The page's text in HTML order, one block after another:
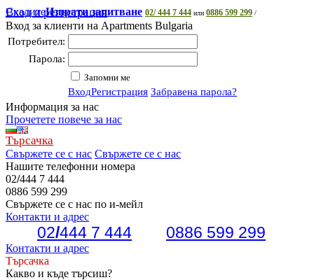
СкалитеИзпрати запитване 02/ 444 7 444 или 0886 599 299 /
Вход и регистрация
Вход за клиенти на Apartments Bulgaria
Потребител:
Парола:
Запомни ме
ВходРегистрация Забравена парола?
Информация за нас
Прочетете повече за нас
Търсачка
Свържете се с нас Свържете се с нас
Нашите телефонни номера
02/444 7 444
0886 599 299
Свържете се с нас по и-мейл
Контакти и адрес
02/444 7 444 0886 599 299
Контакти и адрес
Търсачка
Какво и къде търсиш?